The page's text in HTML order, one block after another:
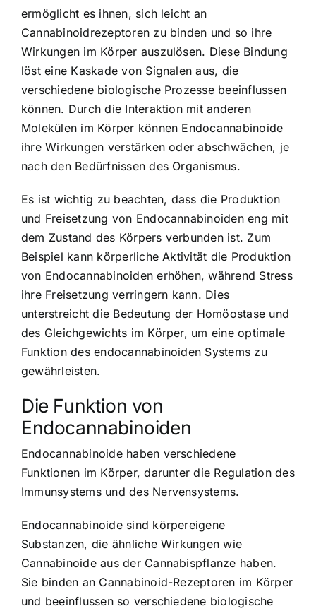
ermöglicht es ihnen, sich leicht an
Cannabinoidrezeptoren zu binden und so ihre
Wirkungen im Körper auszulösen. Diese Bindung
löst eine Kaskade von Signalen aus, die
verschiedene biologische Prozesse beeinflussen
können. Durch die Interaktion mit anderen
Molekülen im Körper können Endocannabinoide
ihre Wirkungen verstärken oder abschwächen, je
nach den Bedürfnissen des Organismus.
Es ist wichtig zu beachten, dass die Produktion
und Freisetzung von Endocannabinoiden eng mit
dem Zustand des Körpers verbunden ist. Zum
Beispiel kann körperliche Aktivität die Produktion
von Endocannabinoiden erhöhen, während Stress
ihre Freisetzung verringern kann. Dies
unterstreicht die Bedeutung der Homöostase und
des Gleichgewichts im Körper, um eine optimale
Funktion des endocannabinoiden Systems zu
gewährleisten.
Die Funktion von
Endocannabinoiden
Endocannabinoide haben verschiedene
Funktionen im Körper, darunter die Regulation des
Immunsystems und des Nervensystems.
Endocannabinoide sind körpereigene
Substanzen, die ähnliche Wirkungen wie
Cannabinoide aus der Cannabispflanze haben.
Sie binden an Cannabinoid-Rezeptoren im Körper
und beeinflussen so verschiedene biologische